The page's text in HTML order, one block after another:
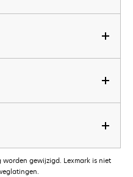
gewijzigd. Lexmark is niet